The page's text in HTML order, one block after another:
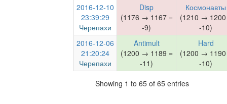
2016-12-10
23:39:29
Черепахи
Disp
(1176 → 1167 =
-9)
Космонавты
(1210 → 1200
-10)
2016-12-06
21:20:24
Черепахи
Antimult
(1200 → 1189 =
-11)
Hard
(1200 → 1190
-10)
Showing 1 to 65 of 65 entries